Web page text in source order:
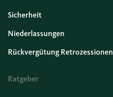
Sicherheit
Niederlassungen
Rückvergütung Retrozessionen
Ratgeber